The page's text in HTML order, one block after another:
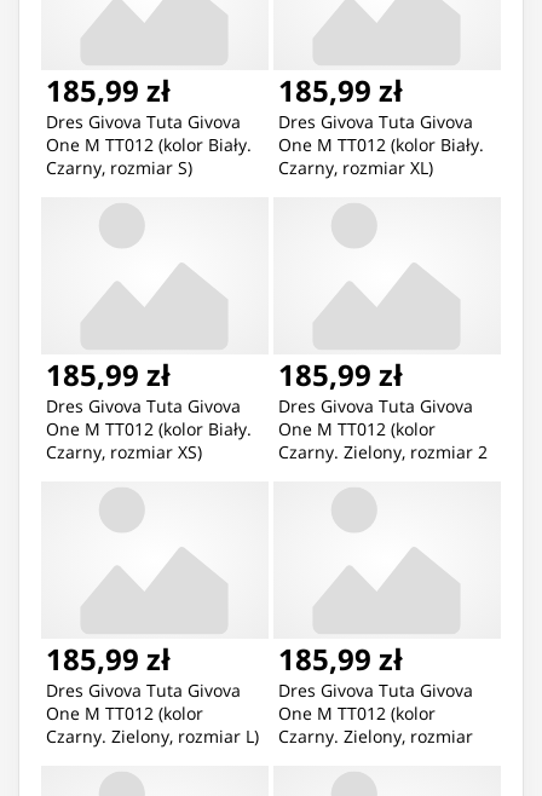
185,99 zł
Dres Givova Tuta Givova
One M TT012 (kolor Biały.
Czarny, rozmiar S)
185,99 zł
Dres Givova Tuta Givova
One M TT012 (kolor Biały.
Czarny, rozmiar XL)
185,99 zł
Dres Givova Tuta Givova
One M TT012 (kolor Biały.
Czarny, rozmiar XS)
185,99 zł
Dres Givova Tuta Givova
One M TT012 (kolor
Czarny. Zielony, rozmiar 2
185,99 zł
Dres Givova Tuta Givova
One M TT012 (kolor
Czarny. Zielony, rozmiar L)
185,99 zł
Dres Givova Tuta Givova
One M TT012 (kolor
Czarny. Zielony, rozmiar